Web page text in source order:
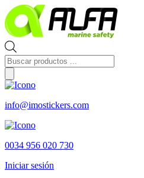
Skip
to
content
Búsqueda
de
productos
info@imostickers.com
0034 956 020 730
Iniciar sesión